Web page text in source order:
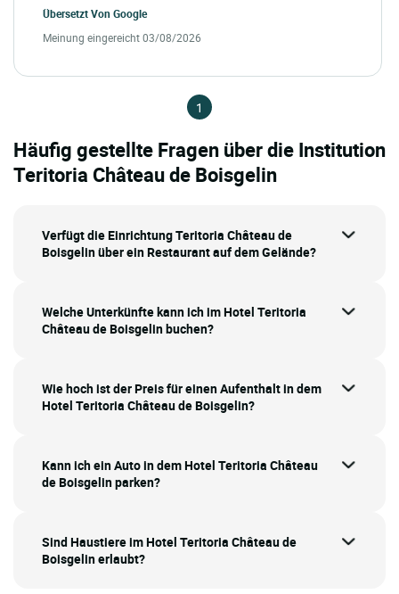
Übersetzt Von Google
Meinung eingereicht 03/08/2026
1
Häufig gestellte Fragen über die Institution
Teritoria Château de Boisgelin
Verfügt die Einrichtung Teritoria Château de
Boisgelin über ein Restaurant auf dem Gelände?
Welche Unterkünfte kann ich im Hotel Teritoria
Château de Boisgelin buchen?
Wie hoch ist der Preis für einen Aufenthalt in dem
Hotel Teritoria Château de Boisgelin?
Kann ich ein Auto in dem Hotel Teritoria Château
de Boisgelin parken?
Sind Haustiere im Hotel Teritoria Château de
Boisgelin erlaubt?